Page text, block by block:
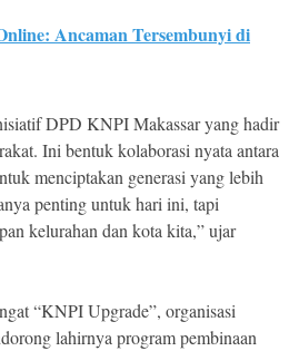
Ancaman Tersembunyi di
DPD KNPI Makassar yang hadir
Ini bentuk kolaborasi nyata antara
menciptakan generasi yang lebih
penting untuk hari ini, tapi
kelurahan dan kota kita,” ujar
“KNPI Upgrade”, organisasi
lahirnya program pembinaan